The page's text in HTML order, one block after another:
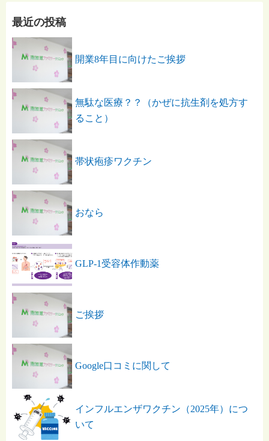
最近の投稿
開業8年目に向けたご挨拶
無駄な医療？？（かぜに抗生剤を処方す
ること）
帯状疱疹ワクチン
おなら
GLP-1受容体作動薬
ご挨拶
Google口コミに関して
インフルエンザワクチン（2025年）につ
いて